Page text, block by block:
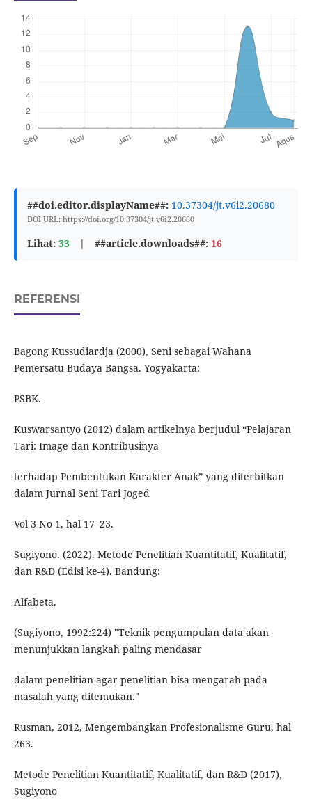
##doi.editor.displayName##: 10.37304/jt.v6i2.20680
DOI URL: https://doi.org/10.37304/jt.v6i2.20680
Lihat: 33 | ##article.downloads##: 16
REFERENSI
Bagong Kussudiardja (2000), Seni sebagai Wahana
Pemersatu Budaya Bangsa. Yogyakarta:
PSBK.
Kuswarsantyo (2012) dalam artikelnya berjudul “Pelajaran
Tari: Image dan Kontribusinya
terhadap Pembentukan Karakter Anak” yang diterbitkan
dalam Jurnal Seni Tari Joged
Vol 3 No 1, hal 17–23.
Sugiyono. (2022). Metode Penelitian Kuantitatif, Kualitatif,
dan R&D (Edisi ke-4). Bandung:
Alfabeta.
(Sugiyono, 1992:224) "Teknik pengumpulan data akan
menunjukkan langkah paling mendasar
dalam penelitian agar penelitian bisa mengarah pada
masalah yang ditemukan."
Rusman, 2012, Mengembangkan Profesionalisme Guru, hal
263.
Metode Penelitian Kuantitatif, Kualitatif, dan R&D (2017),
Sugiyono